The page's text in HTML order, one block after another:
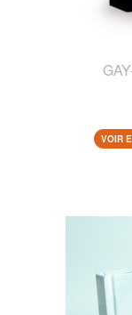
VOIR